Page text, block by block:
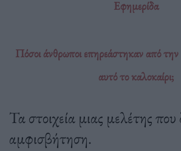
Εφημερίδα
Πόσοι άνθρωποι επηρεάστηκαν από
αυτό το καλοκαίρι;
Τα στοιχεία μιας μελέτης
αμφισβήτηση.